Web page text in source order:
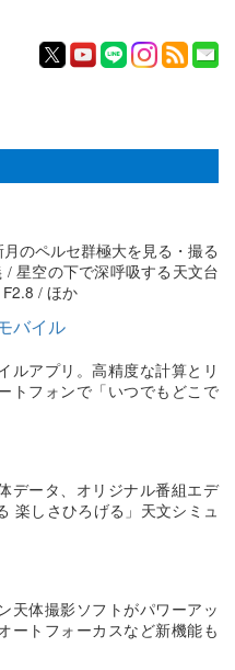
月のペルセ群極大を見る・撮る
星空の下で深呼吸する天文台
/ ほか
バイル
ルアプリ。高精度な計算とリ
トフォンで「いつでもどこで
データ、オリジナル番組エデ
楽しさひろげる」天文シミュ
天体撮影ソフトがパワーアッ
ートフォーカスなど新機能も